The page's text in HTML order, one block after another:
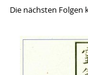
Die nächsten